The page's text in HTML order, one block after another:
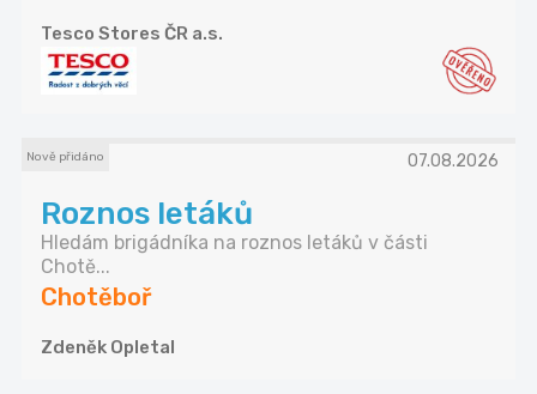
Tesco Stores ČR a.s.
Nově přidáno 07.08.2026
Roznos letáků
Hledám brigádníka na roznos letáků v části
Chotě...
Chotěboř
Zdeněk Opletal